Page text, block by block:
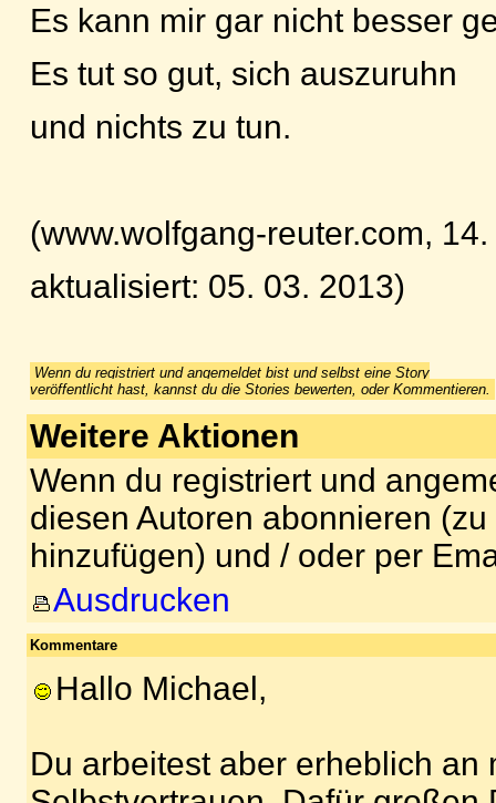
Es kann mir gar nicht besser
Es tut so gut, sich auszuruhn
und nichts zu tun.
(www.wolfgang-reuter.com,
aktualisiert: 05. 03. 2013)
Wenn du registriert und angemeldet bist und selbst eine Story
veröffentlicht hast, kannst du die Stories bewerten, oder Kommentieren.
Weitere Aktionen
Wenn du registriert und
diesen Autoren abonnieren
hinzufügen) und / oder per
Ausdrucken
Kommentare
Hallo Michael,
Du arbeitest aber erheblich an